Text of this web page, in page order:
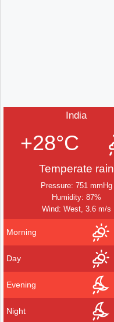
India
+28°C
Temperate rain
Pressure: 751 mmHg
Humidity: 87%
Wind: West, 3.6 m/s
Morning
Day
Evening
Night